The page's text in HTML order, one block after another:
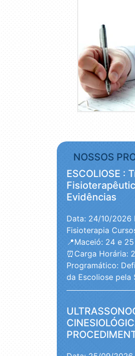
NOSSOS
ESCOLIOSE :
Evidências
Data: 24/10/2026
Fisioterapia
📍Maceió: 24 e
⏰Carga Horária:
Programático:
da Escoliose